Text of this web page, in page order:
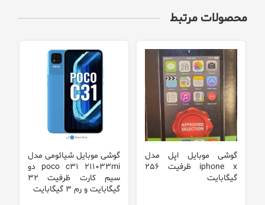
محصولات مرتبط
گوشی موبایل اپل مدل
iphone x ظرفیت 256
گیگابایت
گوشی موبایل شیائومی مدل
poco c31 211033mi دو
سیم‌ کارت ظرفیت 32
گیگابایت و رم 3 گیگابایت